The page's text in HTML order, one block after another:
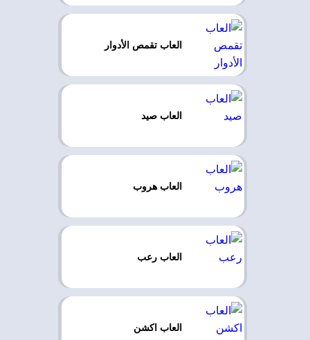
العاب تقمص الأدوار
العاب صيد
العاب هروب
العاب رعب
العاب اكشن